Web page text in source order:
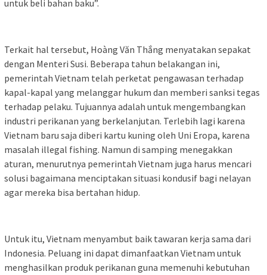
untuk beli bahan baku”.
Terkait hal tersebut, Hoàng Văn Thắng menyatakan sepakat
dengan Menteri Susi. Beberapa tahun belakangan ini,
pemerintah Vietnam telah perketat pengawasan terhadap
kapal-kapal yang melanggar hukum dan memberi sanksi tegas
terhadap pelaku. Tujuannya adalah untuk mengembangkan
industri perikanan yang berkelanjutan. Terlebih lagi karena
Vietnam baru saja diberi kartu kuning oleh Uni Eropa, karena
masalah illegal fishing. Namun di samping menegakkan
aturan, menurutnya pemerintah Vietnam juga harus mencari
solusi bagaimana menciptakan situasi kondusif bagi nelayan
agar mereka bisa bertahan hidup.
Untuk itu, Vietnam menyambut baik tawaran kerja sama dari
Indonesia. Peluang ini dapat dimanfaatkan Vietnam untuk
menghasilkan produk perikanan guna memenuhi kebutuhan